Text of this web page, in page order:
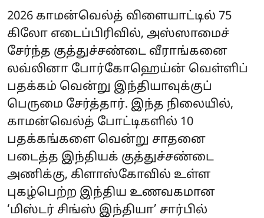
2026 காமன்வெல்த் விளையாட்டில் 75
கிலோ எடைப்பிரிவில், அஸ்ஸாமைச்
சேர்ந்த குத்துச்சண்டை வீராங்கனை
லவ்லினா போர்கோஹெய்ன் வெள்ளிப்
பதக்கம் வென்று இந்தியாவுக்குப்
பெருமை சேர்த்தார். இந்த நிலையில்,
காமன்வெல்த் போட்டிகளில் 10
பதக்கங்களை வென்று சாதனை
படைத்த இந்தியக் குத்துச்சண்டை
அணிக்கு, கிளாஸ்கோவில் உள்ள
புகழ்பெற்ற இந்திய உணவகமான
‘மிஸ்டர் சிங்ஸ் இந்தியா’ சார்பில்